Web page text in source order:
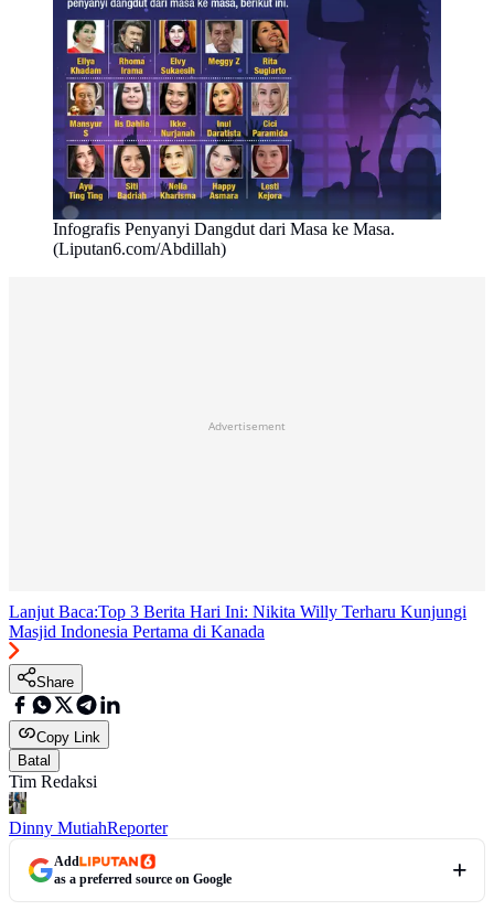
Infografis Penyanyi Dangdut dari Masa ke Masa.
(Liputan6.com/Abdillah)
Advertisement
Lanjut Baca:Top 3 Berita Hari Ini: Nikita Willy Terharu Kunjungi
Masjid Indonesia Pertama di Kanada
Share
Copy Link
Batal
Tim Redaksi
Dinny MutiahReporter
Add
as a preferred source on Google